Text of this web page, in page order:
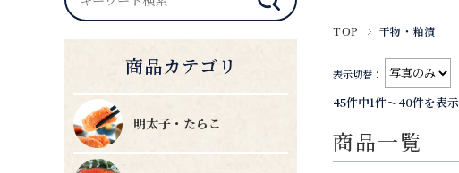
TOP 干物・粕漬
表示切替：
45件中1件～40件を表示
商品一覧
商品カテゴリ
明太子・たらこ